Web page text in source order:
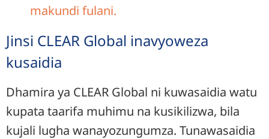
makundi fulani.
Jinsi CLEAR Global inavyoweza
kusaidia
Dhamira ya CLEAR Global ni kuwasaidia watu
kupata taarifa muhimu na kusikilizwa, bila
kujali lugha wanayozungumza. Tunawasaidia